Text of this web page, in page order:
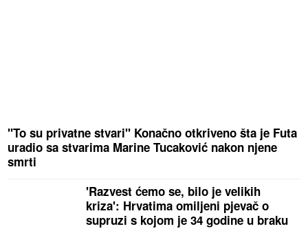
"To su privatne stvari" Konačno otkriveno šta je Futa
uradio sa stvarima Marine Tucaković nakon njene
smrti
'Razvest ćemo se, bilo je velikih
kriza': Hrvatima omiljeni pjevač o
supruzi s kojom je 34 godine u braku